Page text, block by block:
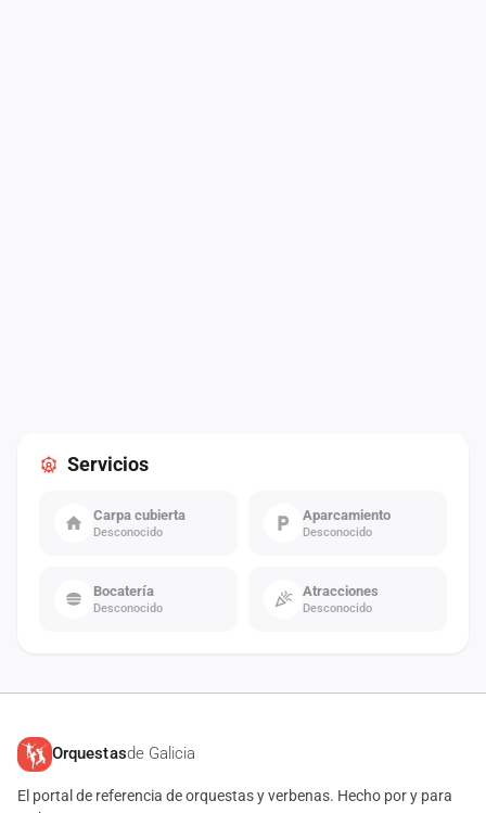
Servicios
Carpa cubierta
Desconocido
Aparcamiento
Desconocido
Bocatería
Desconocido
Atracciones
Desconocido
Orquestasde Galicia
El portal de referencia de orquestas y verbenas. Hecho por y para